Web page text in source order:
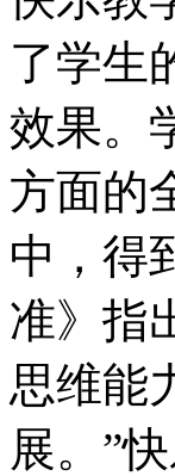
了学生
效果。
方面的
中，得
准》指
思维能
展。”